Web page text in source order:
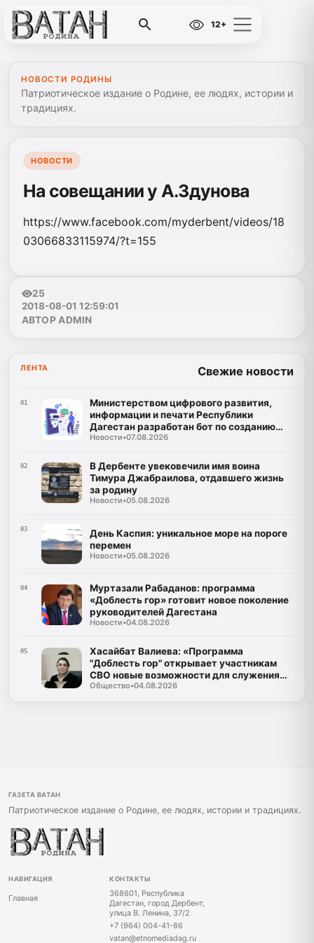
12+
НОВОСТИ РОДИНЫ
Патриотическое издание о Родине, ее людях, истории и
традициях.
НОВОСТИ
На совещании у А.Здунова
https://www.facebook.com/myderbent/videos/18
03066833115974/?t=155
25
2018-08-01 12:59:01
АВТОР ADMIN
ЛЕНТА Свежие новости
01
Министерством цифрового развития,
информации и печати Республики
Дагестан разработан бот по созданию
корпусов национальных языков народов
Новости•07.08.2026
02
В Дербенте увековечили имя воина
Тимура Джабраилова, отдавшего жизнь
за родину
Новости•05.08.2026
03
День Каспия: уникальное море на пороге
перемен
Новости•05.08.2026
04
Муртазали Рабаданов: программа
«Доблесть гор» готовит новое поколение
руководителей Дагестана
Новости•04.08.2026
05
Хасайбат Валиева: «Программа
"Доблесть гор" открывает участникам
СВО новые возможности для служения
Дагестану»
Общество•04.08.2026
ГАЗЕТА ВАТАН
Патриотическое издание о Родине, ее людях, истории и традициях.
НАВИГАЦИЯ
Главная
КОНТАКТЫ
368601, Республика
Дагестан, город Дербент,
улица В. Ленина, 37/2
+7 (964) 004-41-86
vatan@etnomediadag.ru